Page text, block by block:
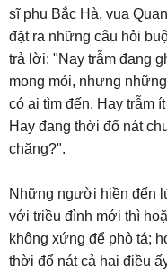
sĩ phu Bắc Hà, vua
đặt ra những câu hỏi
trả lời: "Nay trẫm đang
mong mỏi, nhưng
có ai tìm đến. Hay trẫm
Hay đang thời đổ nát
chăng?".
Những người hiền đến
với triều đình mới thì
không xứng để phò tá;
thời đổ nát cả hai điều